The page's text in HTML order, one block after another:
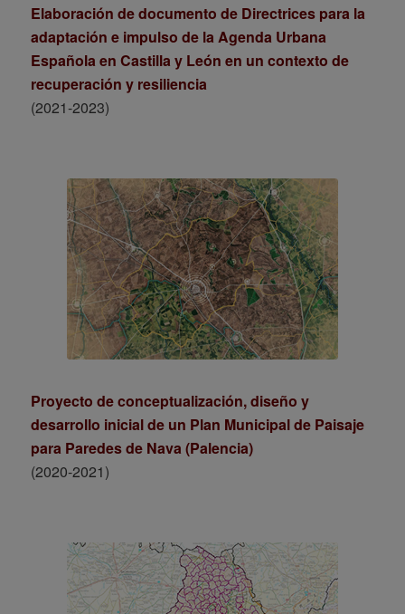
Elaboración de documento de Directrices para la
adaptación e impulso de la Agenda Urbana
Española en Castilla y León en un contexto de
recuperación y resiliencia
(2021-2023)
Proyecto de conceptualización, diseño y
desarrollo inicial de un Plan Municipal de Paisaje
para Paredes de Nava (Palencia)
(2020-2021)